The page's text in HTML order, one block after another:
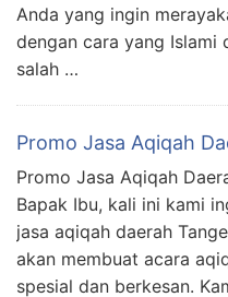
Anda yang ingin
dengan cara yang Islami
salah …
Promo Jasa Aqiqah
Promo Jasa Aqiqah
Bapak Ibu, kali ini kami
jasa aqiqah daerah
akan membuat acara
spesial dan berkesan.